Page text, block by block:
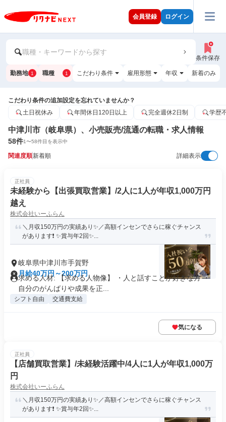
会員登録 ログイン
職種・キーワードから探す
条件保存
勤務地 1 職種 1 こだわり条件 雇用形態 年収 新着のみ
こだわり条件の追加設定を忘れていませんか？
土日祝休み
年間休日120日以上 完全週休2日制 学歴
中津川市（岐阜県）、小売販売/流通の転職・求人情報
58件1〜58件目を表示中
関連度順新着順 詳細表示
正社員
未経験から【出張買取営業】/2人に1人が年収1,000万円
越え
株式会社いーふらん
＼月収150万円の実績あり✨／高額インセンでさらに稼ぐチャンス
があります❗ ✨賞与年2回✨...
岐阜県中津川市手賀野
月給40万円～200万円
求める人材: 【求める人物像】 ・人と話すことが好きな方 ・
自分のがんばりや成果を正...
シフト自由 交通費支給
気になる
正社員
【店舗買取営業】/未経験活躍中/4人に1人が年収1,000万
円
株式会社いーふらん
＼月収150万円の実績あり✨／高額インセンでさらに稼ぐチャンス
があります❗ ✨賞与年2回✨...